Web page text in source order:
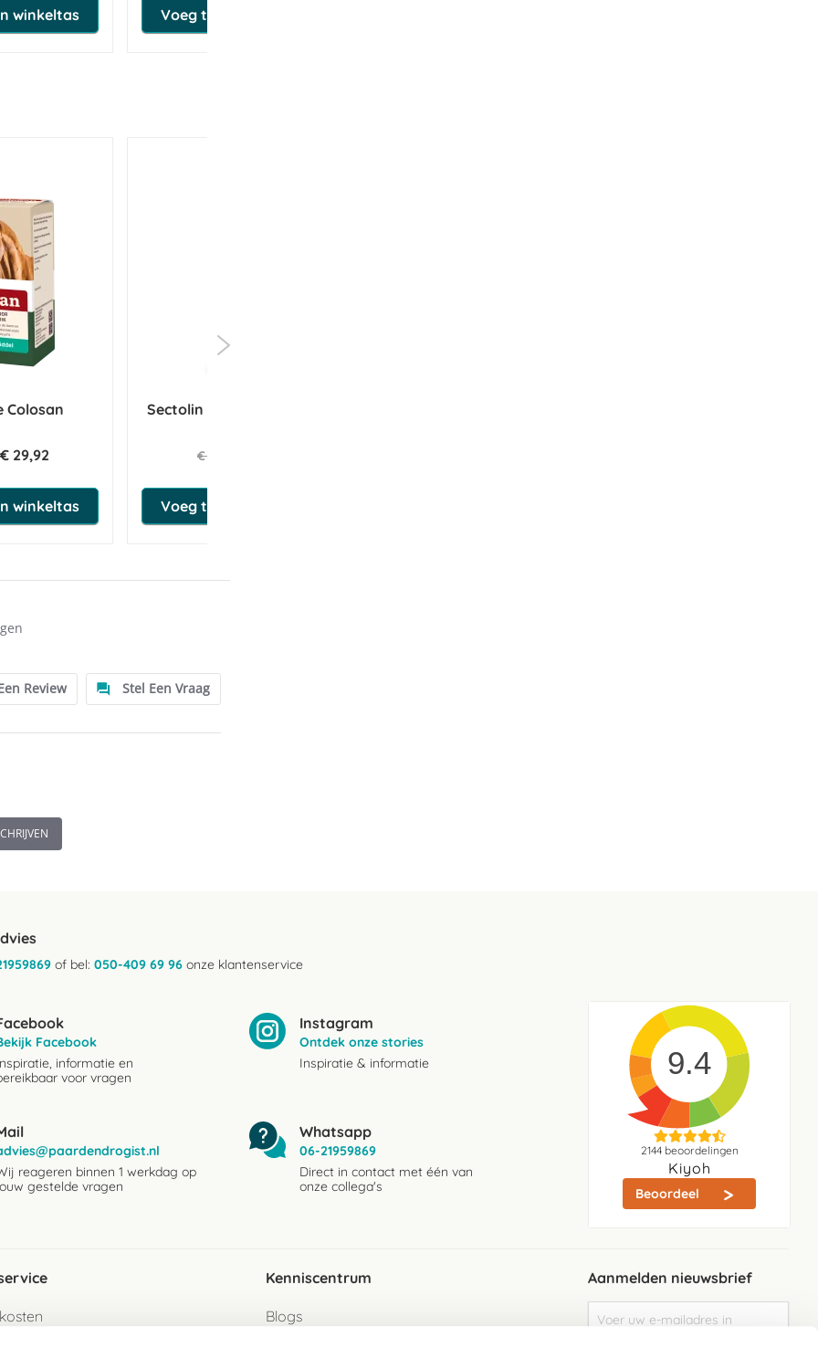
winkeltas Voeg toe aan winkeltas
Colosan
€ 29,92
winkeltas
Sectolin Equishine Lavendel
€ 9,95
Voeg toe aan winkeltas
Review
Stel Een Vraag
of bel: 050-409 69 96 onze klantenservice
Facebook
informatie en
voor vragen
Instagram
Ontdek onze stories
Inspiratie & informatie
reageren binnen 1 werkdag op
gestelde vragen
Whatsapp
06-21959869
Direct in contact met één van
onze collega's
9.4
2144beoordelingen
Kiyoh
Beoordeel
Kenniscentrum
Blogs
Aanmelden nieuwsbrief
u